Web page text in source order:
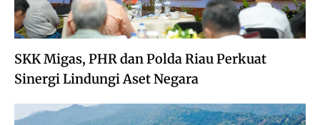
SKK Migas, PHR dan Polda Riau Perkuat
Sinergi Lindungi Aset Negara